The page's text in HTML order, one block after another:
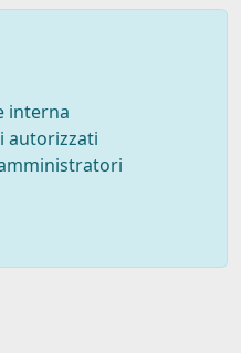
interna
autorizzati